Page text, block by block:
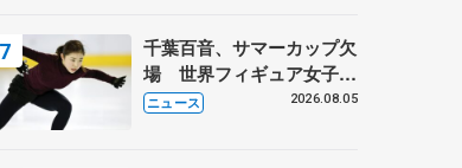
千葉百音、サマーカップ欠
場 世界フィギュア女子2
位
ニュース 2026.08.05